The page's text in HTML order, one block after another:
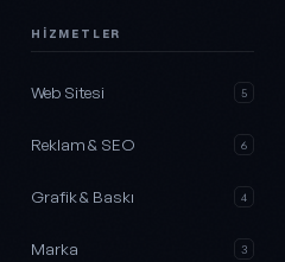
HIZMETLER
Web Sitesi 5
Reklam & SEO 6
Grafik & Baskı 4
Marka 3